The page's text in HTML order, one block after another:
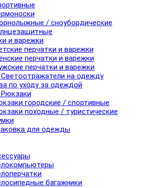
/ сноубордические
и варежки
перчатки и варежки
перчатки и варежки
перчатки и варежки
на одежду
по уходу за одеждой
городские / спортивные
походные / туристические
для одежды
багажники